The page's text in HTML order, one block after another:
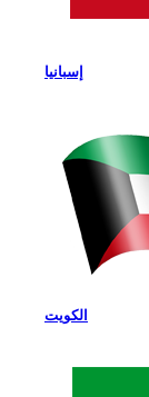
إسبانيا
الكويت